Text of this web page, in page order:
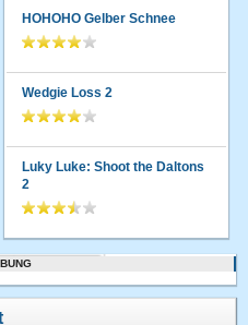
HOHOHO Gelber Schnee
Wedgie Loss 2
Luky Luke: Shoot the Daltons
2